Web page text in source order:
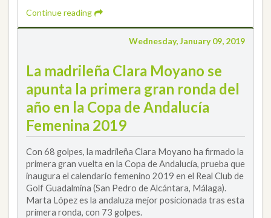
Continue reading
Wednesday, January 09, 2019
La madrileña Clara Moyano se
apunta la primera gran ronda del
año en la Copa de Andalucía
Femenina 2019
Con 68 golpes, la madrileña Clara Moyano ha firmado la
primera gran vuelta en la Copa de Andalucía, prueba que
inaugura el calendario femenino 2019 en el Real Club de
Golf Guadalmina (San Pedro de Alcántara, Málaga).
Marta López es la andaluza mejor posicionada tras esta
primera ronda, con 73 golpes.